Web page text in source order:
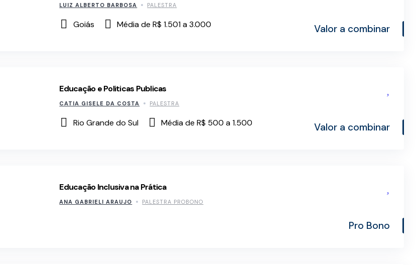
LUIZ ALBERTO BARBOSA PALESTRA
Goiás Média de R$ 1.501 a 3.000 Valor a combinar
Educação e Politicas Publicas
CATIA GISELE DA COSTA PALESTRA
Rio Grande do Sul Média de R$ 500 a 1.500 Valor a combinar
Educação Inclusiva na Prática
ANA GABRIELI ARAUJO PALESTRA PROBONO
Pro Bono